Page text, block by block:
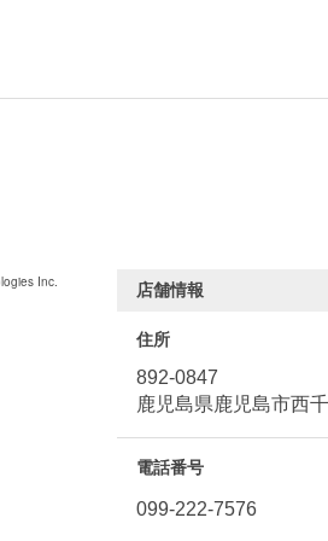
Inc. 店舗情報
住所
892-0847
鹿児島県鹿児島市西
電話番号
099-222-7576